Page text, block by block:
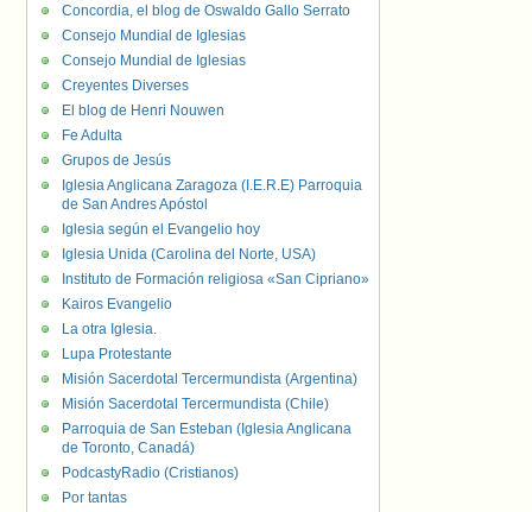
Concordia, el blog de Oswaldo Gallo Serrato
Consejo Mundial de Iglesias
Consejo Mundial de Iglesias
Creyentes Diverses
El blog de Henri Nouwen
Fe Adulta
Grupos de Jesús
Iglesia Anglicana Zaragoza (I.E.R.E) Parroquia
de San Andres Apóstol
Iglesia según el Evangelio hoy
Iglesia Unida (Carolina del Norte, USA)
Instituto de Formación religiosa «San Cipriano»
Kairos Evangelio
La otra Iglesia.
Lupa Protestante
Misión Sacerdotal Tercermundista (Argentina)
Misión Sacerdotal Tercermundista (Chile)
Parroquia de San Esteban (Iglesia Anglicana
de Toronto, Canadá)
PodcastyRadio (Cristianos)
Por tantas